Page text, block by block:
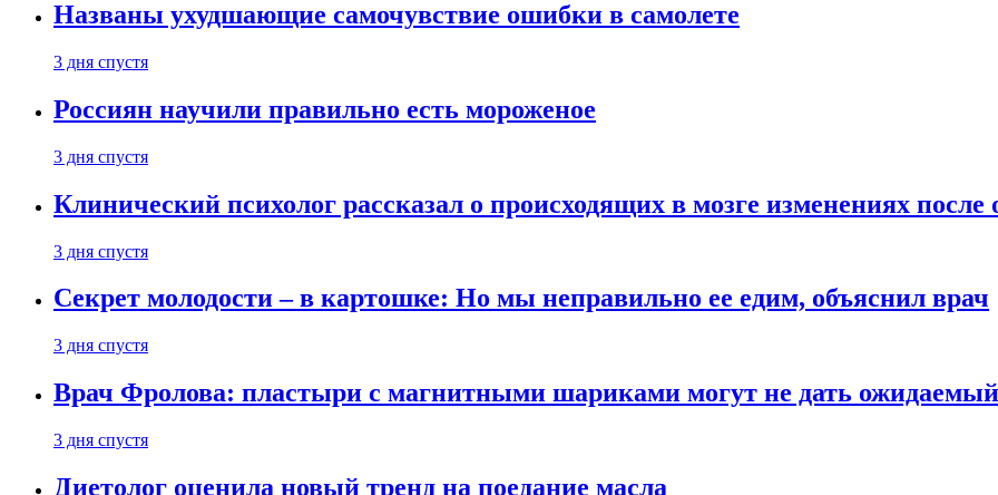
Названы ухудшающие самочувствие ошибки в самолете
3 дня спустя
Россиян научили правильно есть мороженое
3 дня спустя
Клинический психолог рассказал о происходящих в мозге изменениях после
3 дня спустя
Секрет молодости – в картошке: Но мы неправильно ее едим, объяснил врач
3 дня спустя
Врач Фролова: пластыри с магнитными шариками могут не дать
3 дня спустя
Диетолог оценила новый тренд на поедание масла